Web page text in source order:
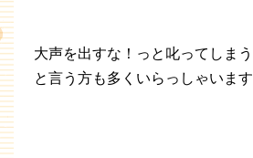
大声を出すな！っと叱ってしまう
と言う方も多くいらっしゃいます